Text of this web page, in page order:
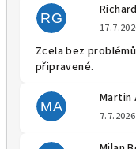
RG
Zcela bez
připravené.
MA
Martin
7.7.2026